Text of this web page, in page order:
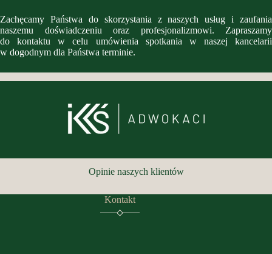
Zachęcamy Państwa do skorzystania z naszych usług i zaufania
naszemu doświadczeniu oraz profesjonalizmowi. Zapraszamy
do kontaktu w celu umówienia spotkania w naszej kancelarii
w dogodnym dla Państwa terminie.
Opinie naszych klientów
Kontakt